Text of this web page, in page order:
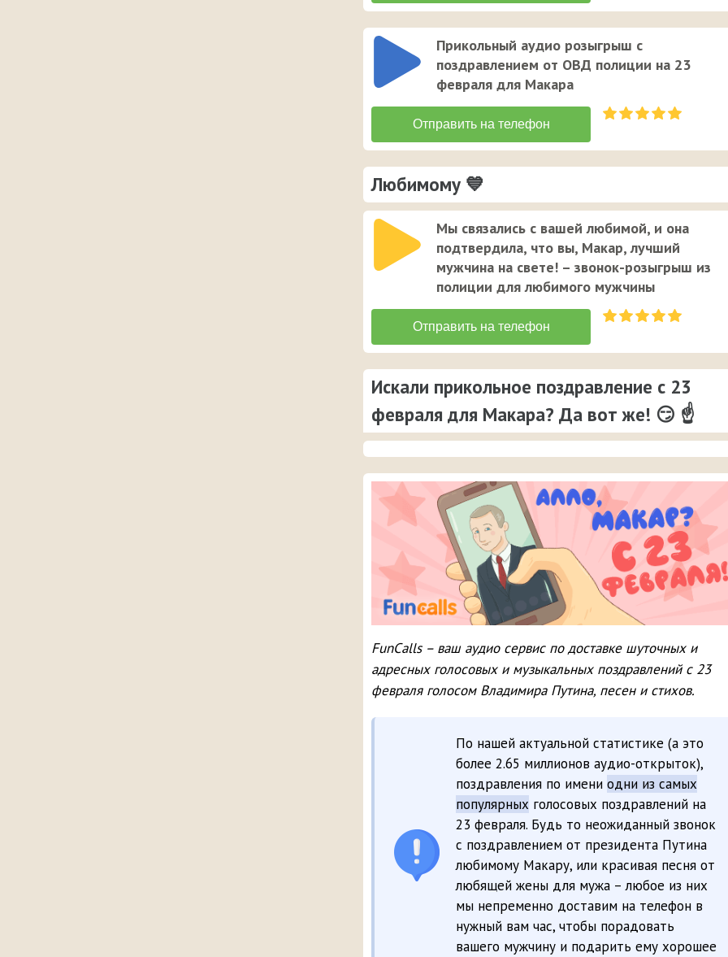
Прикольный аудио розыгрыш с
поздравлением от ОВД полиции на 23
февраля для Макара
Любимому 💙
Мы связались с вашей любимой, и она
подтвердила, что вы, Макар, лучший
мужчина на свете! – звонок-розыгрыш из
полиции для любимого мужчины
Искали прикольное поздравление с 23
февраля для Макара? Да вот же! 😏 ☝
FunCalls – ваш аудио сервис по доставке шуточных и
адресных голосовых и музыкальных поздравлений с 23
февраля голосом Владимира Путина, песен и стихов.
По нашей актуальной статистике (а это
более 2.65 миллионов аудио-открыток),
поздравления по имени одни из самых
популярных голосовых поздравлений на
23 февраля. Будь то неожиданный звонок
с поздравлением от президента Путина
любимому Макару, или красивая песня от
любящей жены для мужа – любое из них
мы непременно доставим на телефон в
нужный вам час, чтобы порадовать
вашего мужчину и подарить ему хорошее